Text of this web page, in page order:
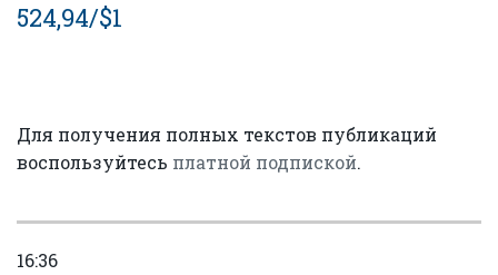
524,94/$1
Для получения полных текстов публикаций
воспользуйтесь платной подпиской.
16:36